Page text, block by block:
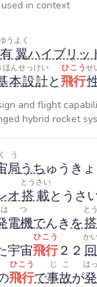
in context
有翼
うよく
ハイブリッ
本設計
ほんせっけい
と飛行
ひこうせ
and flight
hybrid rocket
局
う
うちゅうきょ
オ搭載
とうさい
とうさ
電機
はつ
でんきを
と
宇宙飛行
ひこう
２２ 回
か
飛行
ひこう
で事故
じこ
が
は